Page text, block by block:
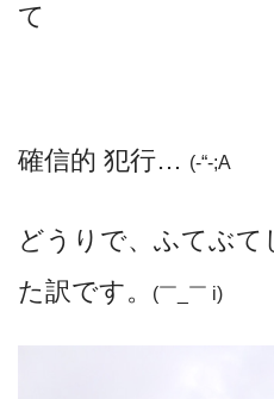
て
確信的 犯行… (-“-;A
どうりで、ふてぶて
た訳です。
(￣_￣ i)